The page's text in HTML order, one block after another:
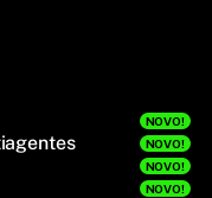
NOVO!
NOVO!
NOVO!
NOVO!